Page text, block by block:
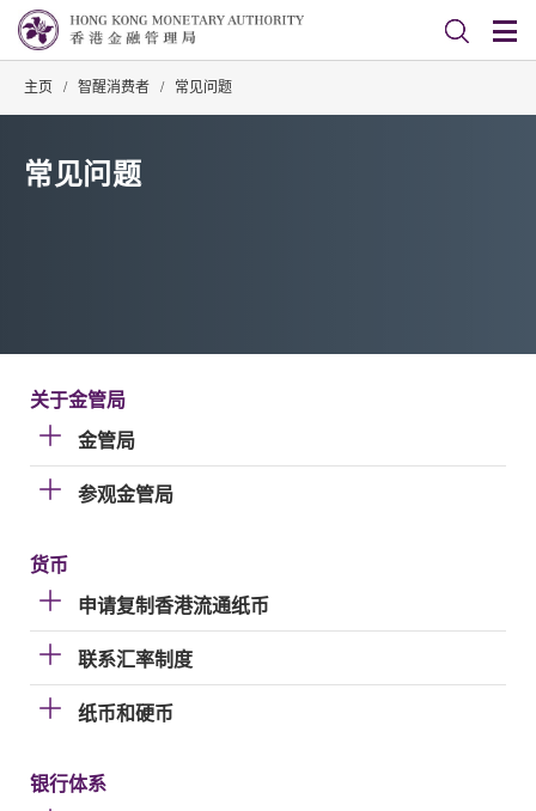
主页 / 智醒消费者 / 常见问题
常见问题
关于金管局
金管局
参观金管局
货币
申请复制香港流通纸币
联系汇率制度
纸币和硬币
银行体系